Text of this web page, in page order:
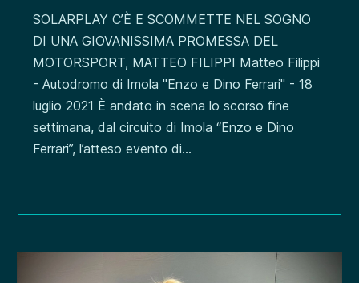
SOLARPLAY C’È E SCOMMETTE NEL SOGNO
DI UNA GIOVANISSIMA PROMESSA DEL
MOTORSPORT, MATTEO FILIPPI Matteo Filippi
- Autodromo di Imola "Enzo e Dino Ferrari" - 18
luglio 2021 È andato in scena lo scorso fine
settimana, dal circuito di Imola “Enzo e Dino
Ferrari”, l’atteso evento di...